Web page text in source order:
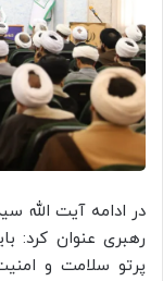
در ادامه آیت الله
رهبری عنوان کرد:
پرتو سلامت و